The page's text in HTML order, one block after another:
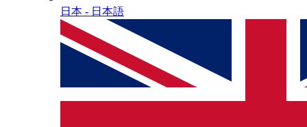
日本 - ⽇本語